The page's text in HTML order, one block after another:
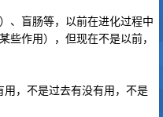
、盲肠等，以前在进化过程中
些作用），但现在不是以前，
，不是过去有没有用，不是